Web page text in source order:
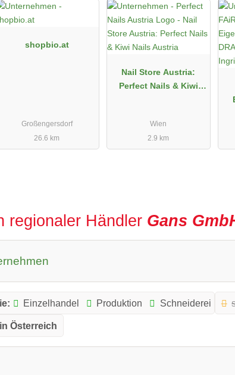
shopbio.at
Großengersdorf
26.6 km
Nail Store Austria:
Perfect Nails & Kiwi
Wien
2.9 km
regionaler Händler Gans
Einzelhandel Produktion Schneiderei
Österreich